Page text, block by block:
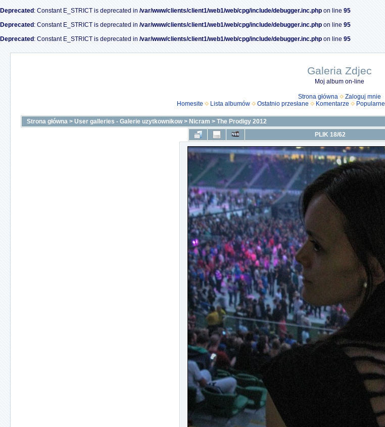
Deprecated : Constant E_STRICT is deprecated in /var/www/clients/client1/web1/web/cpg/include/debugger.inc.php on line 95
Deprecated : Constant E_STRICT is deprecated in /var/www/clients/client1/web1/web/cpg/include/debugger.inc.php on line 95
Deprecated : Constant E_STRICT is deprecated in /var/www/clients/client1/web1/web/cpg/include/debugger.inc.php on line 95
Galeria Zdjec
Moj album on-line
Strona główna
Zaloguj mnie
Homesite
Lista albumów Ostatnio przesłane Komentarze Popularne
Strona główna > User galleries - Galerie uzytkownikow> Nicram > The Prodigy 2012
PLIK 18/62